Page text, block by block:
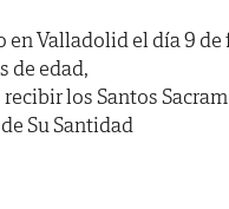
en Valladolid el día 9 de
de edad,
recibir los Santos
Su Santidad